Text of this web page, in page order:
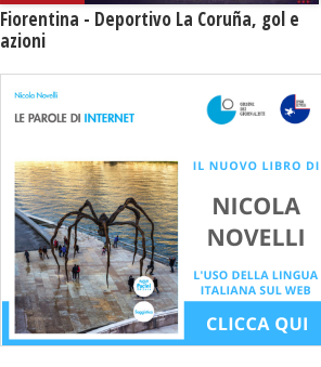
Fiorentina - Deportivo La Coruña, gol e
azioni